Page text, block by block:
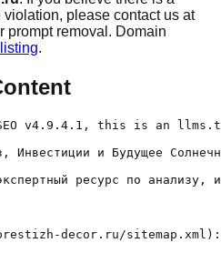
please contact us at
prompt removal. Domain
.
успешное управление затратами, это ключевой фактор устойчивого развития. Особенно важным является анализ затрат на сопровождение различных процессов, будь то информационные системы, производственное оборудование или услуги. Мы часто сталкиваемся с вопросом: как определить, где именно тратится большинство ресурсов, и как оптимизировать эти
- [Анализ затрат на сопровождение ключ к эффективному управлению проектами](https://prestizh-decor.ru/analiz-zatrat-na-soprovozhdenie-kljuch-k-2/) - Анализ затрат на сопровождение: ключ к эффективному управлению проектами Когда мы задумываемся о успешной реализации любого проекта или бизнеса, немаловажным аспектом становится понятие затрат на сопровождение․ Этот термин включает в себя все расходы, связанные с поддержанием, обновлением и управлением уже реализованным проектом или системой․ В нашей статье мы подробно разберём, что входит в эти затраты,
- [Анализ затрат на сопровождение ключ к эффективному управлению проектами и бизнесом](https://prestizh-decor.ru/analiz-zatrat-na-soprovozhdenie-kljuch-k/) - Анализ затрат на сопровождение: ключ к эффективному управлению проектами и бизнесом Когда мы начинаем обсуждать управление проектами или бизнес-процессами, зачастую фокусируемся на главных этапах реализации, поставленных целях и результатах. Однако один из наиболее важных аспектов, который часто остается вне внимания, — это затраты на сопровождение. Это включает в себя все ресурсы, необходимые для поддержки, обслуживания
- [Анализ затрат на сопровождение секреты эффективного управления и оптимизации расходов](https://prestizh-decor.ru/analiz-zatrat-na-soprovozhdenie-sekrety/) - Анализ затрат на сопровождение: секреты эффективного управления и оптимизации расходов В современном бизнесе вопрос контроля затрат становится одним из ключевых аспектов успешной деятельности любой организации․ Особенно важно правильно оценить и проанализировать расходы на сопровождение — процессы, связанные с поддержанием и развитием уже существующих систем, инфраструктуры, проектов или услуг․ Мы решили тщательно изучить данную тему, чтобы
- [Анализ затрат на сопровождение шаги к оптимизации бизнеса](https://prestizh-decor.ru/analiz-zatrat-na-soprovozhdenie-shagi-k/) - Анализ затрат на сопровождение: шаги к оптимизации бизнеса В современном мире управления бизнесом, эффективное управление затратами становится критически важным. Как предприниматели, мы постоянно ищем пути для повышения эффективности нашей работы и оптимизации расходов. В этой статье мы подробно рассмотрим, как провести анализ затрат на сопровождение, выявить основные области для улучшения и реализовать стратегию по снижению
- [Анализ затрат на юридическое сопровождение проектов как избежать ловушек и максимально использовать ресурсы](https://prestizh-decor.ru/analiz-zatrat-na-juridicheskoe-soprovozhdenie/) - Анализ затрат на юридическое сопровождение проектов: как избежать ловушек и максимально использовать ресурсы Когда мы